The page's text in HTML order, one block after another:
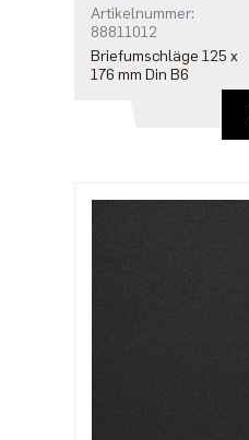
Artikelnummer:
88811012
Briefumschläge 125 x
176 mm Din B6